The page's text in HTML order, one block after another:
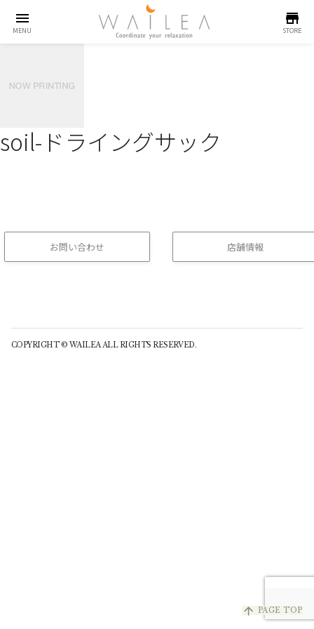
menu
MENU
store
STORE
soil-ドライングサック
お問い合わせ 店舗情報
arrow_upward PAGE TOP
COPYRIGHT © WAILEA ALL RIGHTS RESERVED.